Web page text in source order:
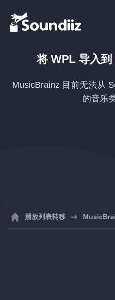
将 WPL导入到
MusicBrainz 目前无法从
的音乐
播放列表转移